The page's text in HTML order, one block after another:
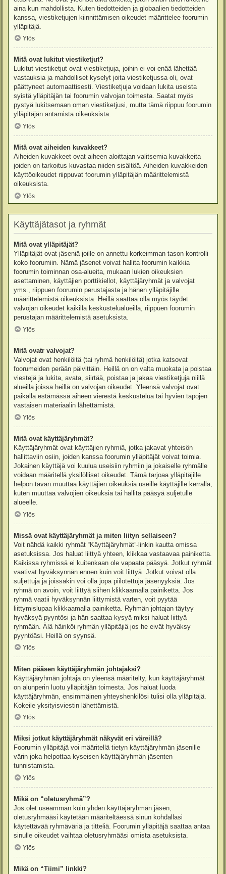
aina kun mahdollista. Kuten tiedotteiden ja globaalien tiedotteiden
kanssa, viestiketjujen kiinnittämisen oikeudet määrittelee foorumin
ylläpitäjä.
Ylös
Mitä ovat lukitut viestiketjut?
Lukitut viestiketjut ovat viestiketjuja, joihin ei voi enää lähettää
vastauksia ja mahdolliset kyselyt joita viestiketjussa oli, ovat
päättyneet automaattisesti. Viestiketjuja voidaan lukita useista
syistä ylläpitäjän tai foorumin valvojan toimesta. Saatat myös
pystyä lukitsemaan oman viestiketjusi, mutta tämä riippuu foorumin
ylläpitäjän antamista oikeuksista.
Ylös
Mitä ovat aiheiden kuvakkeet?
Aiheiden kuvakkeet ovat aiheen aloittajan valitsemia kuvakkeita
joiden on tarkoitus kuvastaa niiden sisältöä. Aiheiden kuvakkeiden
käyttöoikeudet riippuvat foorumin ylläpitäjän määrittelemistä
oikeuksista.
Ylös
Käyttäjätasot ja ryhmät
Mitä ovat ylläpitäjät?
Ylläpitäjät ovat jäseniä joille on annettu korkeimman tason kontrolli
koko foorumiin. Nämä jäsenet voivat hallita foorumin kaikkia
foorumin toiminnan osa-alueita, mukaan lukien oikeuksien
asettaminen, käyttäjien porttikiellot, käyttäjäryhmät ja valvojat
yms., riippuen foorumin perustajasta ja hänen ylläpitäjille
määrittelemistä oikeuksista. Heillä saattaa olla myös täydet
valvojan oikeudet kaikilla keskustelualueilla, riippuen foorumin
perustajan määrittelemistä asetuksista.
Ylös
Mitä ovatr valvojat?
Valvojat ovat henkilöitä (tai ryhmä henkilöitä) jotka katsovat
foorumeiden perään päivittäin. Heillä on on valta muokata ja poistaa
viestejä ja lukita, avata, siirtää, poistaa ja jakaa viestiketjuja niillä
alueilla joissa heillä on valvojan oikeudet. Yleensä valvojat ovat
paikalla estämässä aiheen vierestä keskustelua tai hyvien tapojen
vastaisen materiaalin lähettämistä.
Ylös
Mitä ovat käyttäjäryhmät?
Käyttäjäryhmät ovat käyttäjien ryhmiä, jotka jakavat yhteisön
hallittaviin osiin, joiden kanssa foorumin ylläpitäjät voivat toimia.
Jokainen käyttäjä voi kuulua useisiin ryhmiin ja jokaiselle ryhmälle
voidaan määritellä yksilölliset oikeudet. Tämä tarjoaa ylläpitäjille
helpon tavan muuttaa käyttäjien oikeuksia useille käyttäjille kerralla,
kuten muuttaa valvojien oikeuksia tai hallita pääsyä suljetulle
alueelle.
Ylös
Missä ovat käyttäjäryhmät ja miten liityn sellaiseen?
Voit nähdä kaikki ryhmät “Käyttäjäryhmät”-linkin kautta omissa
asetuksissa. Jos haluat liittyä yhteen, klikkaa vastaavaa painiketta.
Kaikissa ryhmissä ei kuitenkaan ole vapaata pääsyä. Jotkut ryhmät
vaativat hyväksynnän ennen kuin voit liittyä. Jotkut voivat olla
suljettuja ja joissakin voi olla jopa piilotettuja jäsenyyksiä. Jos
ryhmä on avoin, voit liittyä siihen klikkaamalla painiketta. Jos
ryhmä vaatii hyväksynnän liittymistä varten, voit pyytää
liittymislupaa klikkaamalla painiketta. Ryhmän johtajan täytyy
hyväksyä pyyntösi ja hän saattaa kysyä miksi haluat liittyä
ryhmään. Älä häiriköi ryhmän ylläpitäjiä jos he eivät hyväksy
pyyntöäsi. Heillä on syynsä.
Ylös
Miten pääsen käyttäjäryhmän johtajaksi?
Käyttäjäryhmän johtaja on yleensä määritelty, kun käyttäjäryhmät
on alunperin luotu ylläpitäjän toimesta. Jos haluat luoda
käyttäjäryhmän, ensimmäinen yhteyshenkilösi tulisi olla ylläpitäjä.
Kokeile yksityisviestin lähettämistä.
Ylös
Miksi jotkut käyttäjäryhmät näkyvät eri väreillä?
Foorumin ylläpitäjä voi määritellä tietyn käyttäjäryhmän jäsenille
värin joka helpottaa kyseisen käyttäjäryhmän jäsenten
tunnistamista.
Ylös
Mikä on “oletusryhmä”?
Jos olet useamman kuin yhden käyttäjäryhmän jäsen,
oletusryhmääsi käytetään määriteltäessä sinun kohdallasi
käytettävää ryhmäväriä ja titteliä. Foorumin ylläpitäjä saattaa antaa
sinulle oikeudet vaihtaa oletusryhmääsi omista asetuksista.
Ylös
Mikä on “Tiimi” linkki?